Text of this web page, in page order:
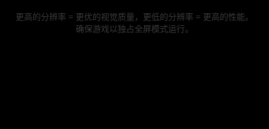
更高的分辨率 = 更优的视觉质量，更低的分辨率 = 更高的性能。
确保游戏以独占全屏模式运行。